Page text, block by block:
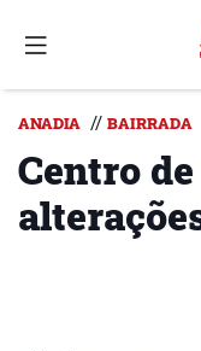
ANADIA // BAIRRADA
Centro